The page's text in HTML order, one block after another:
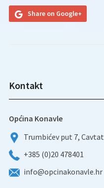
Share on Google+
Kontakt
Općina Konavle
Trumbićev put 7, Cavtat
+385 (0)20 478401
info@opcinakonavle.hr